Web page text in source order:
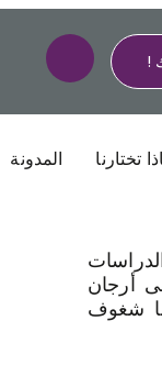
!
تختارنا المدونة
أرجان
شغوف